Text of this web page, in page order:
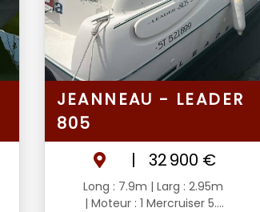
JEANNEAU - LEADER
805
|
32 900 €
Long : 7.9m | Larg : 2.95m
| Moteur : 1 Mercruiser 5....